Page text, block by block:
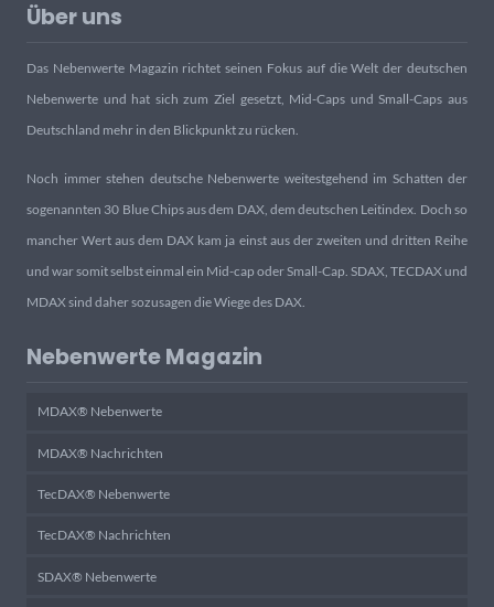
Über uns
Das Nebenwerte Magazin richtet seinen Fokus auf die Welt der deutschen
Nebenwerte und hat sich zum Ziel gesetzt, Mid-Caps und Small-Caps aus
Deutschland mehr in den Blickpunkt zu rücken.
Noch immer stehen deutsche Nebenwerte weitestgehend im Schatten der
sogenannten 30 Blue Chips aus dem DAX, dem deutschen Leitindex. Doch so
mancher Wert aus dem DAX kam ja einst aus der zweiten und dritten Reihe
und war somit selbst einmal ein Mid-cap oder Small-Cap. SDAX, TECDAX und
MDAX sind daher sozusagen die Wiege des DAX.
Nebenwerte Magazin
MDAX® Nebenwerte
MDAX® Nachrichten
TecDAX® Nebenwerte
TecDAX® Nachrichten
SDAX® Nebenwerte